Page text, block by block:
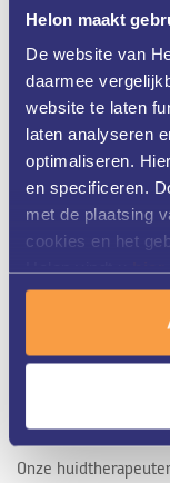
Helon maakt
De website van
daarmee
website te laten
laten analyseren
optimaliseren.
en specificeren.
met de plaatsing
cookies en het
Helon vindt uhier
Helon Huidkliniek in
gespecialiseerd in
werkt nauw samen
garant voor een
optimale behandeling.
Onze